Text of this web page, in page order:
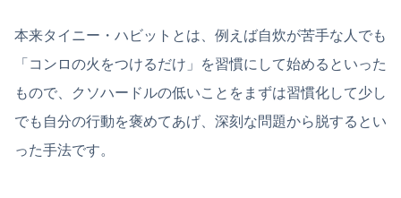
本来タイニー・ハビットとは、例えば自炊が苦手な人でも
「コンロの火をつけるだけ」を習慣にして始めるといった
もので、クソハードルの低いことをまずは習慣化して少し
でも自分の行動を褒めてあげ、深刻な問題から脱するとい
った手法です。